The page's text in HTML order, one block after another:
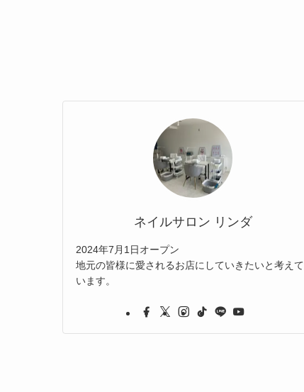
ネイルサロン リンダ
2024年7月1日オープン
地元の皆様に愛されるお店にしていきたいと考えて
います。